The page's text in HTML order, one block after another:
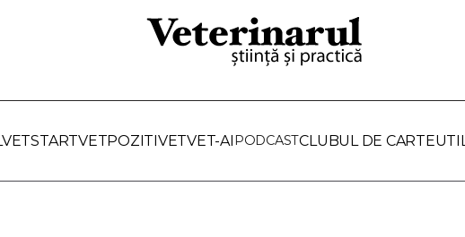
STARTVETPOZITIVETVET-AIPODCASTCLUBUL DE CARTE